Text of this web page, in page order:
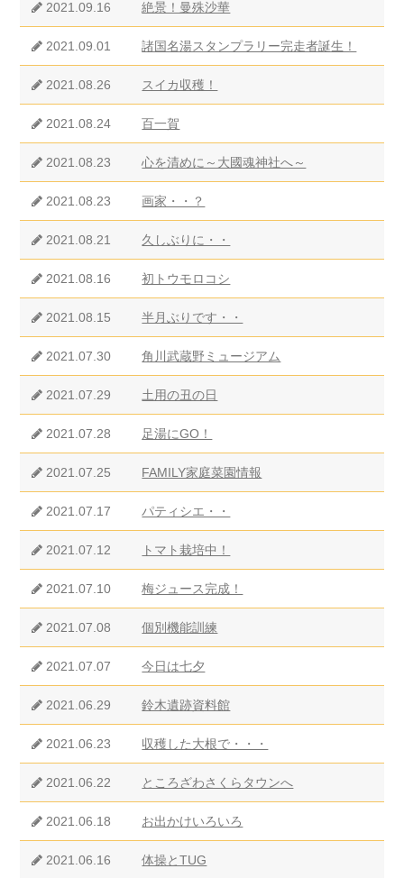
2021.09.16 絶景！曼殊沙華
2021.09.01 諸国名湯スタンプラリー完走者誕生！
2021.08.26 スイカ収穫！
2021.08.24 百一賀
2021.08.23 心を清めに～大國魂神社へ～
2021.08.23 画家・・？
2021.08.21 久しぶりに・・
2021.08.16 初トウモロコシ
2021.08.15 半月ぶりです・・
2021.07.30 角川武蔵野ミュージアム
2021.07.29 土用の丑の日
2021.07.28 足湯にGO！
2021.07.25 FAMILY家庭菜園情報
2021.07.17 パティシエ・・
2021.07.12 トマト栽培中！
2021.07.10 梅ジュース完成！
2021.07.08 個別機能訓練
2021.07.07 今日は七夕
2021.06.29 鈴木遺跡資料館
2021.06.23 収穫した大根で・・・
2021.06.22 ところざわさくらタウンへ
2021.06.18 お出かけいろいろ
2021.06.16 体操とTUG